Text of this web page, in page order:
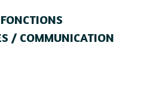
/ COMMUNICATION